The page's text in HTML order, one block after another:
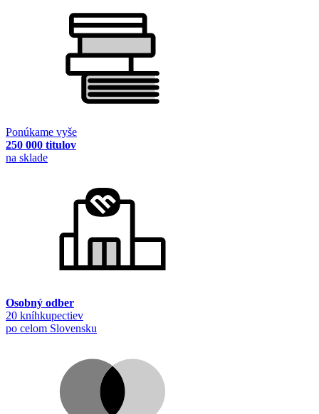
Ponúkame vyše
250 000 titulov
na sklade
Osobný odber
20 kníhkupectiev
po celom Slovensku